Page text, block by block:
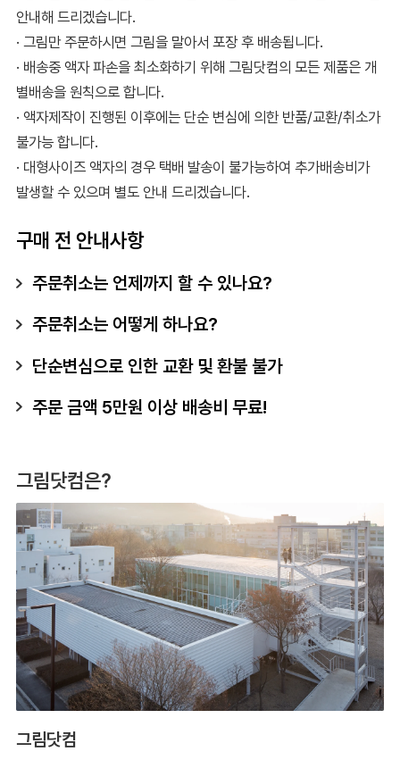
안내해 드리겠습니다.
· 그림만 주문하시면 그림을 말아서 포장 후 배송됩니다.
· 배송중 액자 파손을 최소화하기 위해 그림닷컴의 모든 제품은 개
별배송을 원칙으로 합니다.
· 액자제작이 진행된 이후에는 단순 변심에 의한 반품/교환/취소가
불가능 합니다.
· 대형사이즈 액자의 경우 택배 발송이 불가능하여 추가배송비가
발생할 수 있으며 별도 안내 드리겠습니다.
구매 전 안내사항
주문취소는 언제까지 할 수 있나요?
주문취소는 어떻게 하나요?
단순변심으로 인한 교환 및 환불 불가
주문 금액 5만원 이상 배송비 무료!
그림닷컴은?
그림닷컴